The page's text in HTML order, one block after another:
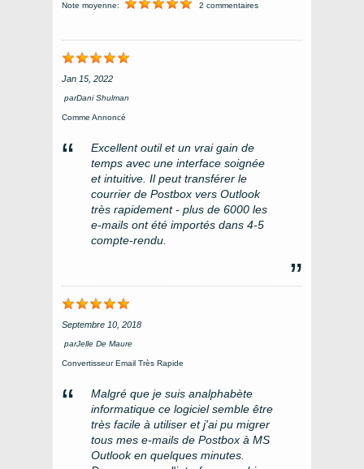
Note moyenne: 2 commentaires
Jan 15, 2022
parDani Shulman
Comme Annoncé
Excellent outil et un vrai gain de
temps avec une interface soignée
et intuitive. Il peut transférer le
courrier de Postbox vers Outlook
très rapidement - plus de 6000 les
e-mails ont été importés dans 4-5
compte-rendu.
Septembre 10, 2018
parJelle De Maure
Convertisseur Email Très Rapide
Malgré que je suis analphabète
informatique ce logiciel semble être
très facile à utiliser et j'ai pu migrer
tous mes e-mails de Postbox à MS
Outlook en quelques minutes.